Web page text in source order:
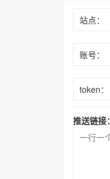
站点：
账号：
token：
推送链接：